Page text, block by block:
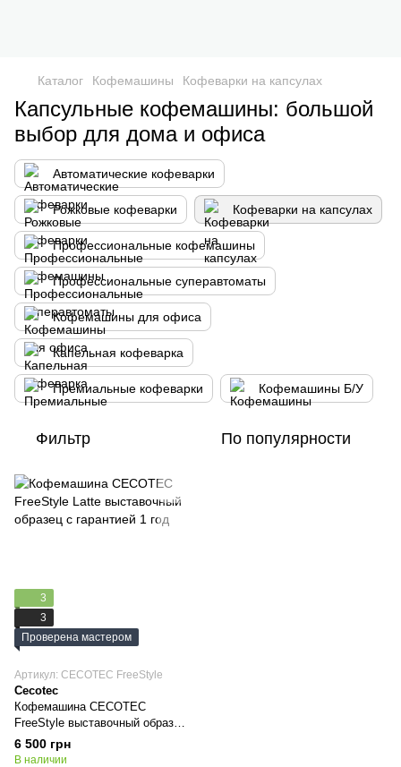
Каталог Кофемашины Кофеварки на капсулах
Капсульные кофемашины: большой
выбор для дома и офиса
Автоматические кофеварки
Рожковые кофеварки Кофеварки на капсулах
Профессиональные кофемашины
Профессиональные суперавтоматы
Кофемашины для офиса
Капельная кофеварка
Премиальные кофеварки Кофемашины Б/У
Фильтр По популярности
3
3
Проверена мастером
Артикул: CECOTEC FreeStyle
Cecotec
Кофемашина CECOTEC
FreeStyle выставочный образец
с гарантией
6 500 грн
В наличии